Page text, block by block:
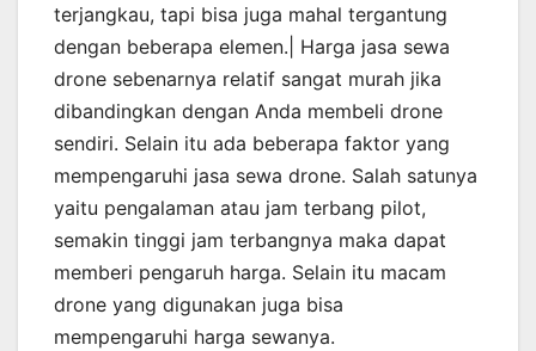
terjangkau, tapi bisa juga mahal tergantung
dengan beberapa elemen.| Harga jasa sewa
drone sebenarnya relatif sangat murah jika
dibandingkan dengan Anda membeli drone
sendiri. Selain itu ada beberapa faktor yang
mempengaruhi jasa sewa drone. Salah satunya
yaitu pengalaman atau jam terbang pilot,
semakin tinggi jam terbangnya maka dapat
memberi pengaruh harga. Selain itu macam
drone yang digunakan juga bisa
mempengaruhi harga sewanya.